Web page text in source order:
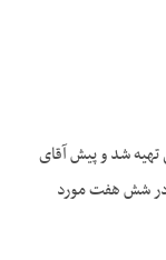
شد و پیش آقای
در شش هفت مورد